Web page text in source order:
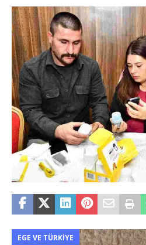
EGE VE TÜRKIYE